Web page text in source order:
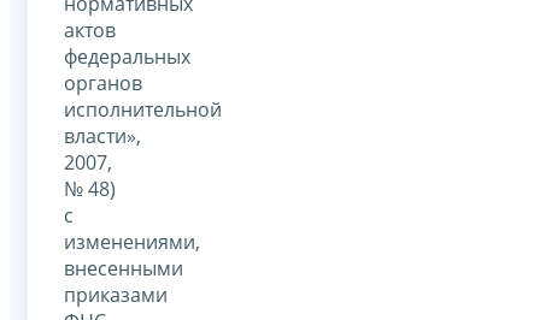
актов
федеральных
органов
исполнительной
власти»,
2007,
№ 48)
с
изменениями,
внесенными
приказами